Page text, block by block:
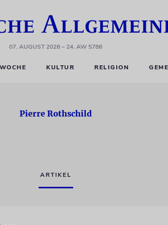
07. AUGUST 2026– 24. AW 5786
KULTUR RELIGION
Pierre Rothschild
ARTIKEL